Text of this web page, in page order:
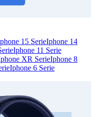
15 SerieIphone 14
Iphone 11 Serie
XR SerieIphone 8
Iphone 6 Serie